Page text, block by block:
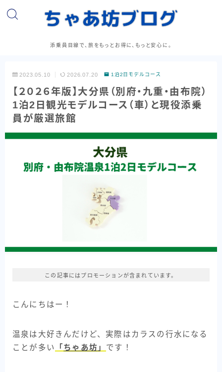
添乗員目線で、旅をもっとお得に、もっと安心に。
2023.05.10 2026.07.20 1泊2日モデルコース
【２０２６年版】大分県（別府・九重・由布院）
1泊2日観光モデルコース（車）と現役添乗
員が厳選旅館
この記事にはプロモーションが含まれています。
こんにちはー！
温泉は大好きんだけど、実際はカラスの行水になる
ことが多い
「 ちゃあ坊 」 です！